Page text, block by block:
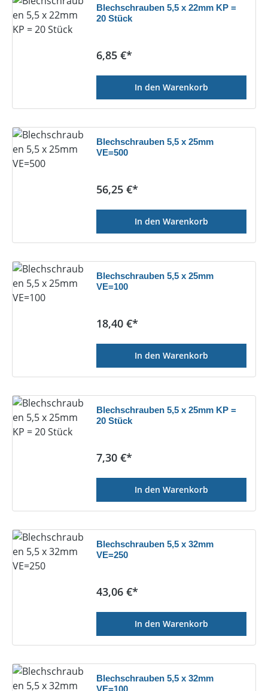
Blechschrauben 5,5 x 22mm KP =
20 Stück
Regulärer Preis:
6,85 €*
In den Warenkorb
Blechschrauben 5,5 x 25mm
VE=500
Regulärer Preis:
56,25 €*
In den Warenkorb
Blechschrauben 5,5 x 25mm
VE=100
Regulärer Preis:
18,40 €*
In den Warenkorb
Blechschrauben 5,5 x 25mm KP =
20 Stück
Regulärer Preis:
7,30 €*
In den Warenkorb
Blechschrauben 5,5 x 32mm
VE=250
Regulärer Preis:
43,06 €*
In den Warenkorb
Blechschrauben 5,5 x 32mm
VE=100